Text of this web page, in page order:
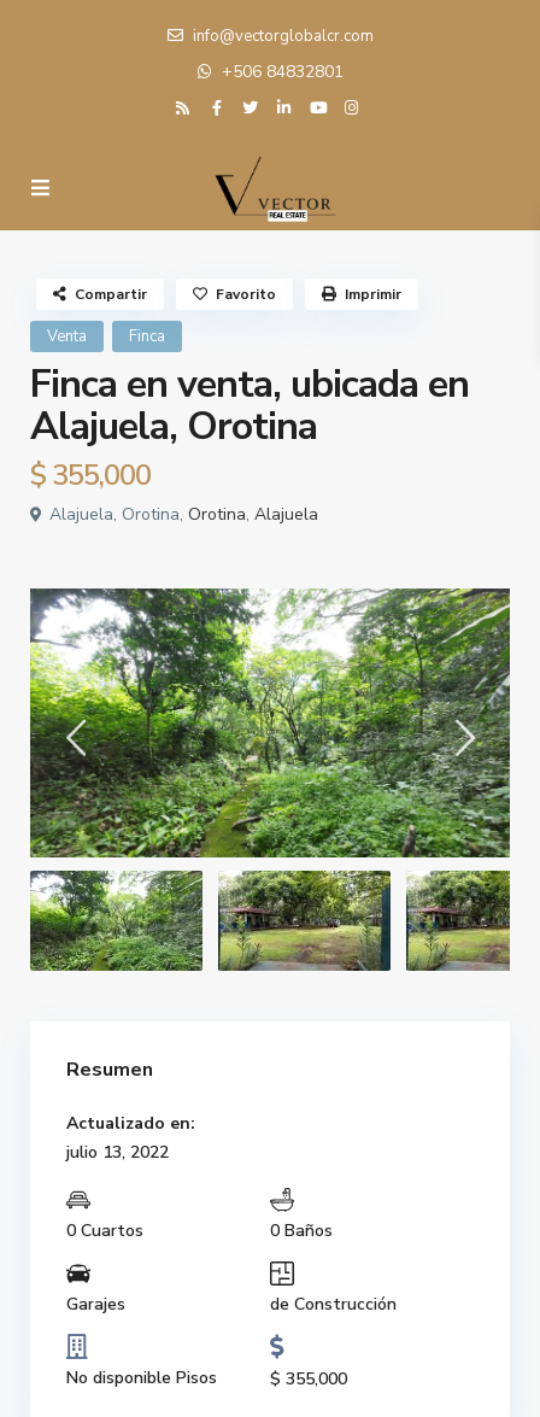
info@vectorglobalcr.com
+506 84832801
Venta Finca
Finca en venta, ubicada en
Alajuela, Orotina
$ 355,000
Alajuela, Orotina, Orotina, Alajuela
Compartir Favorito Imprimir
Resumen
Actualizado en:
julio 13, 2022
0 Cuartos 0 Baños
Garajes de Construcción
No disponible Pisos $ 355,000